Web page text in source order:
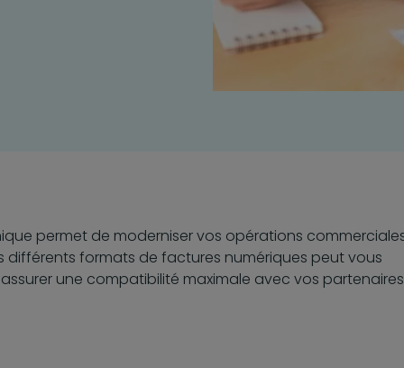
permet de moderniser vos opérations
différents formats de factures numériques peut vous
une compatibilité maximale avec vos partenaires